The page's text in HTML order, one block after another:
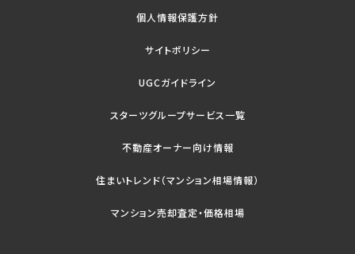
個人情報保護方針
サイトポリシー
UGCガイドライン
スターツグループサービス一覧
不動産オーナー向け情報
住まいトレンド（マンション相場情報）
マンション売却査定・価格相場